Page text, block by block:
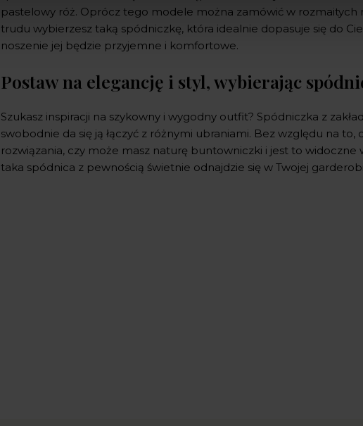
pastelowy róż. Oprócz tego modele można zamówić w rozmaitych
trudu wybierzesz taką spódniczkę, która idealnie dopasuje się do
noszenie jej będzie przyjemne i komfortowe.
Postaw na elegancję i styl, wybierając
Szukasz inspiracji na szykowny i wygodny outfit? Spódniczka z
swobodnie da się ją łączyć z różnymi ubraniami. Bez względu na to,
rozwiązania, czy może masz naturę buntowniczki i jest to
taka spódnica z pewnością świetnie odnajdzie się w Twojej